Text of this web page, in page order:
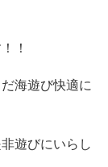
！
海遊び快適に
遊びにいらし